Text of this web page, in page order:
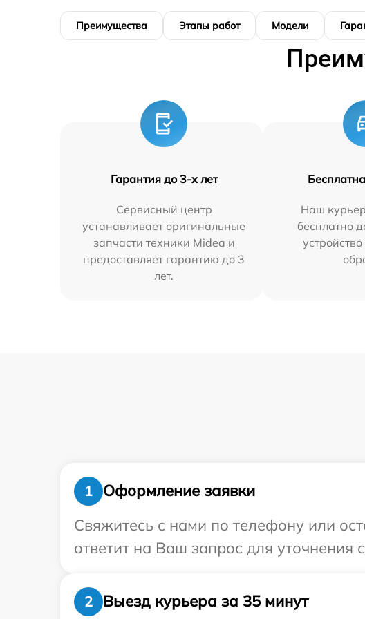
Преимущества Этапы работ Модели
Гарантия до 3-х лет
Сервисный центр
устанавливает оригинальные
запчасти техники Midea и
предоставляет гарантию до 3
лет.
Наш
бесплатно
1
Оформление заявки
Свяжитесь с нами по телефону или
ответит на Ваш запрос для уточнения
2 Выезд курьера за 35 минут